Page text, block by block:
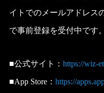
イトでのメールアドレス
で事前登録を受付中です。
■公式サイト： https://wiz-
■App Store： https://